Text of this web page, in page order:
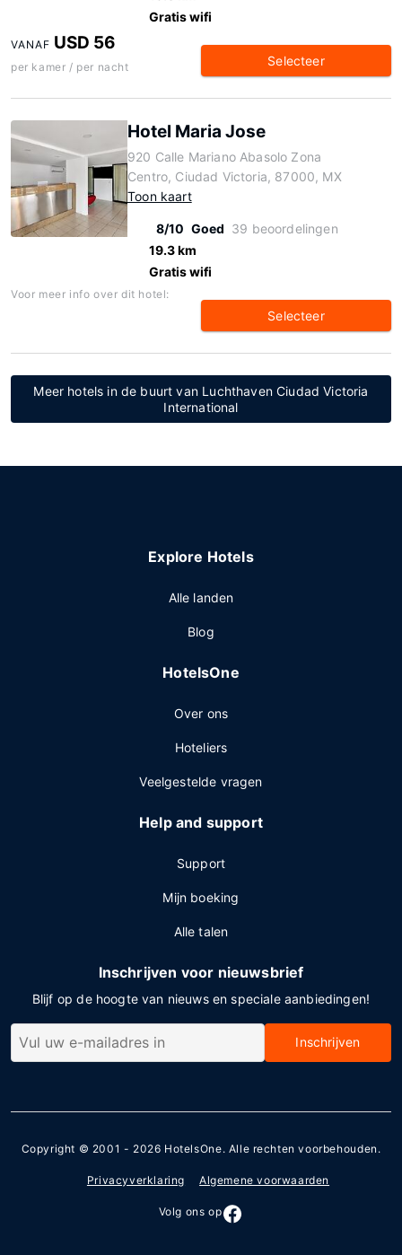
Gratis wifi
VANAF USD 56
per kamer / per nacht Selecteer
Hotel Maria Jose
920 Calle Mariano Abasolo Zona
Centro, Ciudad Victoria, 87000, MX
Toon kaart
8/10 Goed 39 beoordelingen
19.3 km
Gratis wifi
Voor meer info over dit hotel:
Selecteer
Meer hotels in de buurt van Luchthaven Ciudad Victoria
International
Explore Hotels
Alle landen
Blog
HotelsOne
Over ons
Hoteliers
Veelgestelde vragen
Help and support
Support
Mijn boeking
Alle talen
Inschrijven voor nieuwsbrief
Blijf op de hoogte van nieuws en speciale aanbiedingen!
Inschrijven
Copyright © 2001 - 2026 HotelsOne. Alle rechten voorbehouden.
Privacyverklaring Algemene voorwaarden
Volg ons op